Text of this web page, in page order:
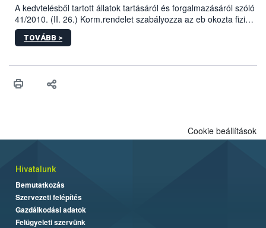
A kedvtelésből tartott állatok tartásáról és forgalmazásáról szóló
41/2010. (II. 26.) Korm.rendelet szabályozza az eb okozta fizikai
sérülés, illetve ennek veszélye keletkezésekor felmerülő
hatósági feladatokat, valamint a veszélyes eb tartását és annak
vonni az ebek viselkedésének megítélésében jártas szakértőt.
TOVÁBB >
Cookie beállítások
Hivatalunk
Bemutatkozás
Szervezeti felépítés
Gazdálkodási adatok
Felügyeleti szervünk